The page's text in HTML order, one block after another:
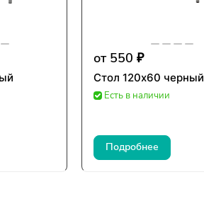
от 550 ₽
Стол 120х60 черный
Есть в наличии
Подробнее